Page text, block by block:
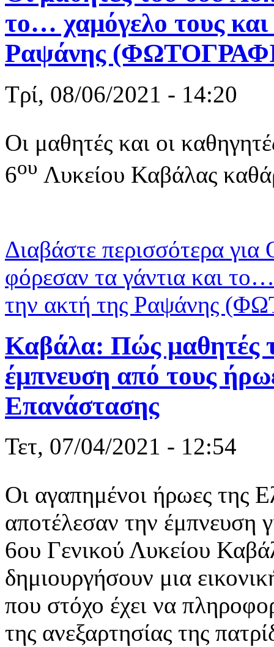
το… χαμόγελο τους
Ραψάνης
Τρί, 08/06/2021 - 14:20
Οι μαθητές και οι
6ου Λυκείου Καβάλας
Διαβάστε περισσότερα για
φόρεσαν τα γάντια και
την ακτή της Ραψάνης
Καβάλα: Πώς μαθητές
έμπνευση από τους
Επανάστασης
Τετ, 07/04/2021 - 12:54
Οι αγαπημένοι ήρωες της
αποτέλεσαν την έμπνευση
6ου Γενικού Λυκείου
δημιουργήσουν μια
που στόχο έχει να
της ανεξαρτησίας της